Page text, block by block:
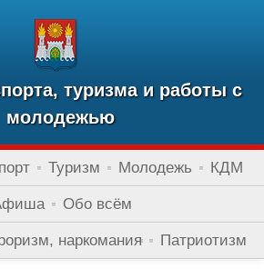
туризма и работы с
молодежью
Туризм Молодежь КДМ
Обо всём
наркомания Патриотизм